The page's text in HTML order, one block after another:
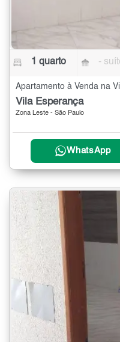
1 quarto -
Apartamento à Venda na
Vila Esperança
Zona Leste - São Paulo
WhatsApp